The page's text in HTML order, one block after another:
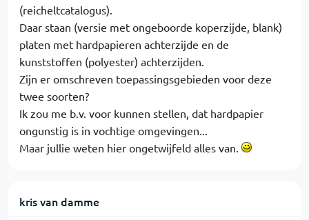
(reicheltcatalogus).
Daar staan (versie met ongeboorde koperzijde, blank)
platen met hardpapieren achterzijde en de
kunststoffen (polyester) achterzijden.
Zijn er omschreven toepassingsgebieden voor deze
twee soorten?
Ik zou me b.v. voor kunnen stellen, dat hardpapier
ongunstig is in vochtige omgevingen...
Maar jullie weten hier ongetwijfeld alles van.
kris van damme